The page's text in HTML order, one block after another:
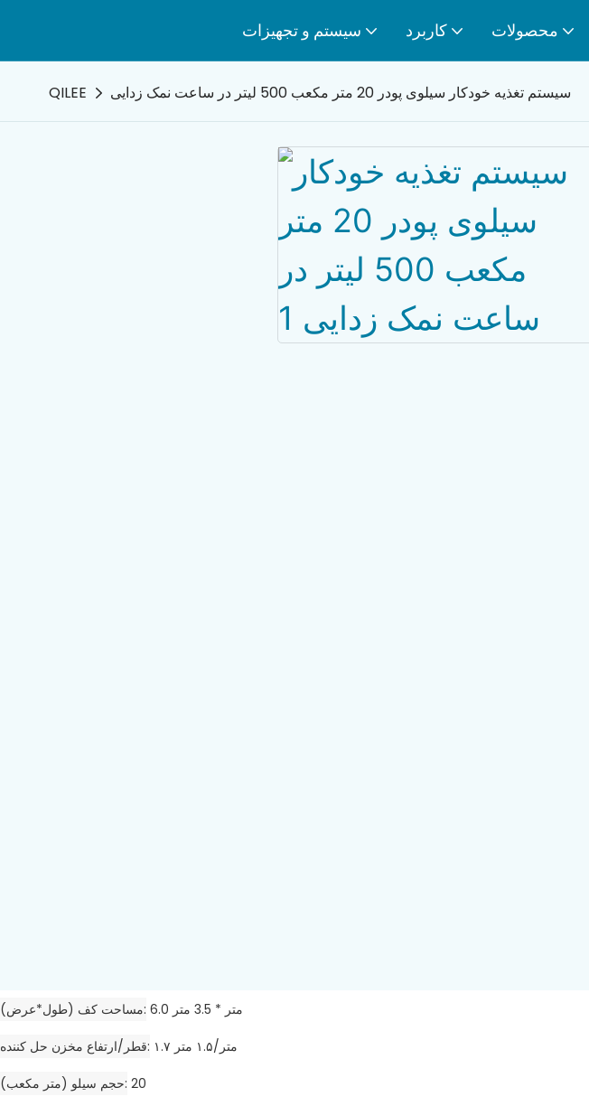
سیستم و تجهیزات کاربرد محصولات
QILEE سیستم تغذیه خودکار سیلوی پودر 20 متر مکعب 500 لیتر در ساعت نمک زدایی
مساحت کف (طول*عرض) 6.0 متر * 3.5 متر
قطر/ارتفاع مخزن حل کننده ۱.۷ متر/۱.۵ متر
حجم سیلو (متر مکعب) 20